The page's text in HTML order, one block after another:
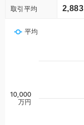
取引平均 2,883
平均
10,000
万円